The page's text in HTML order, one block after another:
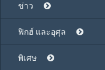
ข่าว
ฟิกฮ์ และอุศุล
พิเศษ